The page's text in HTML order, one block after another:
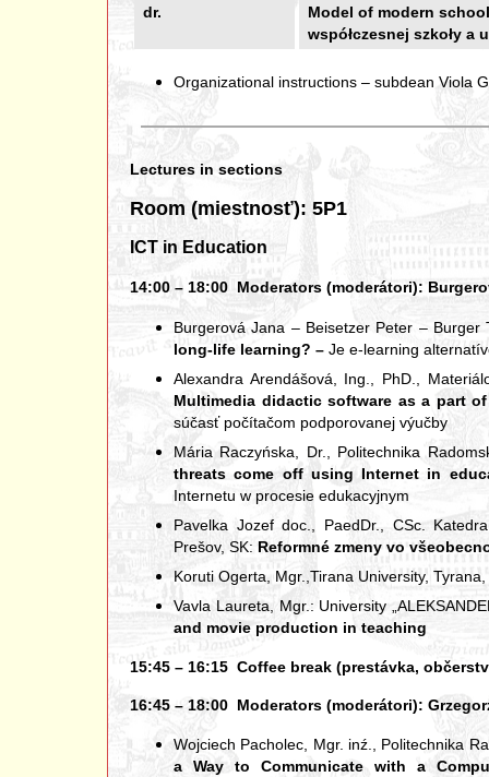
dr.
Model of modern
współczesnej szkoły
Organizational instructions – subdean Viola
Lectures in sections
Room (miestnosť): 5P1
ICT in Education
14:00 – 18:00 Moderators (moderátori):
Burgerová Jana – Beisetzer Peter –
long-life learning? – Je e-learning
Alexandra Arendášová, Ing., PhD.,
Multimedia didactic software as a part
súčasť počítačom podporovanej výučby
Mária Raczyńska, Dr., Politechnika
threats come off using Internet in
Internetu w procesie edukacyjnym
Pavelka Jozef doc., PaedDr., CSc.
Prešov, SK: Reformné zmeny vo
Koruti Ogerta, Mgr.,Tirana University,
Vavla Laureta, Mgr.: University
and movie production in teaching
15:45 – 16:15 Coffee break (prestávka,
16:45 – 18:00 Moderators (moderátori):
Wojciech Pacholec, Mgr. inź., Politechnika
a Way to Communicate with a